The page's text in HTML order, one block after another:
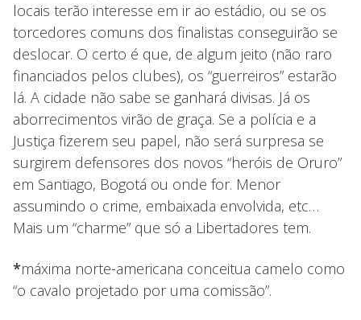
locais terão interesse em ir ao estádio, ou se os
torcedores comuns dos finalistas conseguirão se
deslocar. O certo é que, de algum jeito (não raro
financiados pelos clubes), os “guerreiros” estarão
lá. A cidade não sabe se ganhará divisas. Já os
aborrecimentos virão de graça. Se a polícia e a
Justiça fizerem seu papel, não será surpresa se
surgirem defensores dos novos “heróis de Oruro”
em Santiago, Bogotá ou onde for. Menor
assumindo o crime, embaixada envolvida, etc…
Mais um “charme” que só a Libertadores tem.
*máxima norte-americana conceitua camelo como
“o cavalo projetado por uma comissão”.